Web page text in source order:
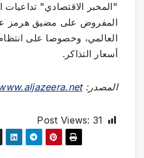
"المخبر الاقتصادي" تداعيات
المفروض على مضيق هرمز
العالمي، وخصوصا على
أسعار التذاكر.
المصدر:
Post Views: 31